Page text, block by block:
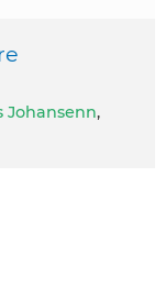
Johansenn,